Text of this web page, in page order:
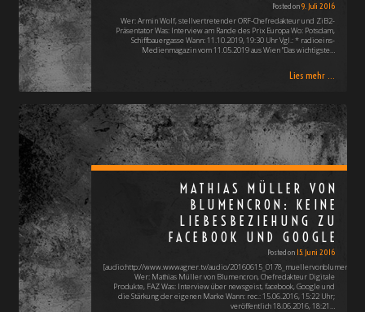
Posted on9. Juli 2016
Wer: Armin Wolf, stellvertretender ORF-Chefredakteur und ZiB2-
Präsentator Was: Interview am Rande des Prix Europa Wo: Potsdam,
Schiffbauergasse Wann: 11.10.2019, 19:30 Uhr Vgl.: * radioeins-
Medienmagazin vom 11.05.2019 aus Wien "Das wichtigste…
Lies mehr ...
MATHIAS MÜLLER VON
BLUMENCRON: KEINE
LIEBESBEZIEHUNG ZU
FACEBOOK UND GOOGLE
Posted on 15. Juni 2016
[audio:http://www.wwwagner.tv/audio/
Wer: Mathias Müller von Blumencron, Chefredakteur Digitale
Produkte, FAZ Was: Interview über newsgeist, facebook, Google und
die Stärkung der eigenen Marke Wann: rec.: 15.06.2016, 15:22 Uhr;
veröffentlich 18.06.2016, 18:21…